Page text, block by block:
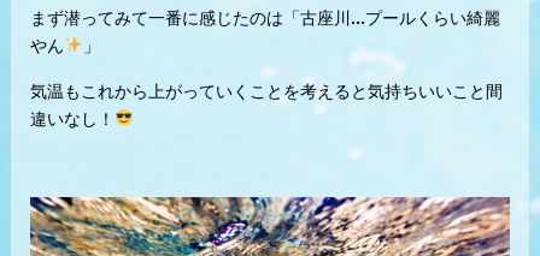
まず潜ってみて一番に感じたのは「古座川...プールくらい綺麗
やん
」
気温もこれから上がっていくことを考えると気持ちいいこと間
違いなし！